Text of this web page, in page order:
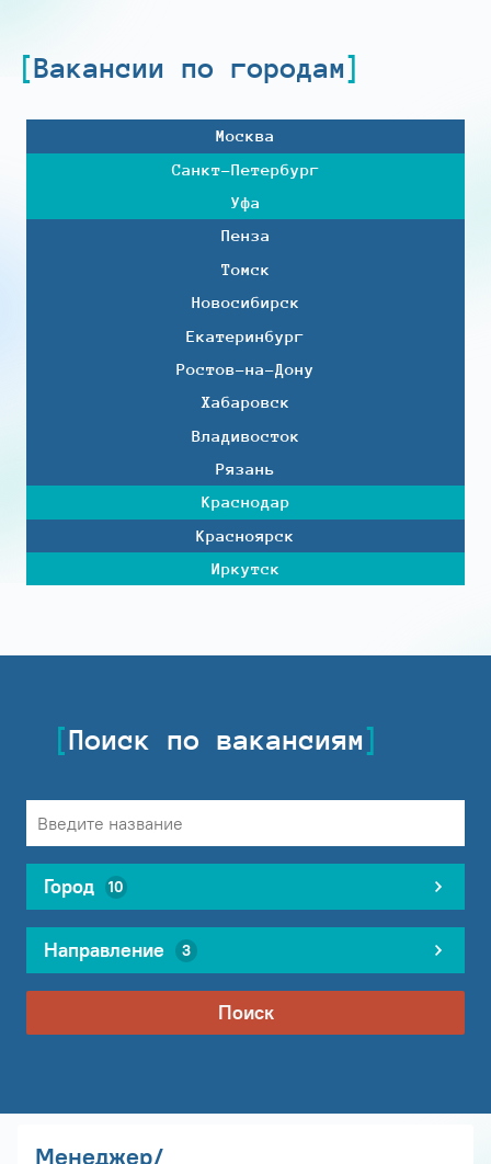
Вакансии по городам
Москва
Санкт-Петербург
Уфа
Пенза
Томск
Новосибирск
Екатеринбург
Ростов-на-Дону
Хабаровск
Владивосток
Рязань
Краснодар
Красноярск
Иркутск
Поиск по вакансиям
Город 10
Направление 3
Поиск
Менеджер/